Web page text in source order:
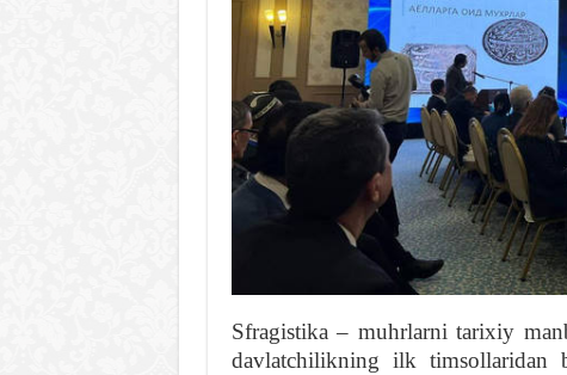
Sfragistika – muhrlarni tarixiy
davlatchilikning ilk timsollaridan